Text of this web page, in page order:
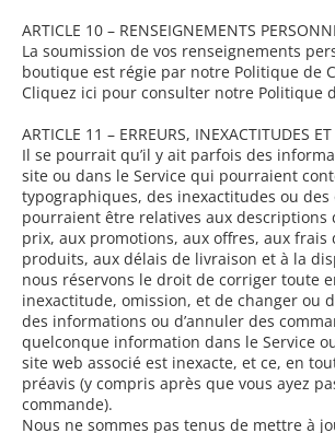
ARTICLE 10 – RENSEIGNEMENTS
La soumission de vos renseignements
boutique est régie par notre Politique de
Cliquez ici pour consulter notre Politique
ARTICLE 11 – ERREURS, INEXACTITUDES
Il se pourrait qu’il y ait parfois des
site ou dans le Service qui pourraient
typographiques, des inexactitudes ou des
pourraient être relatives aux descriptions
prix, aux promotions, aux offres, aux frais
produits, aux délais de livraison et à la
nous réservons le droit de corriger toute
inexactitude, omission, et de changer ou
des informations ou d’annuler des
quelconque information dans le Service
site web associé est inexacte, et ce, en
préavis (y compris après que vous ayez
commande).
Nous ne sommes pas tenus de mettre à